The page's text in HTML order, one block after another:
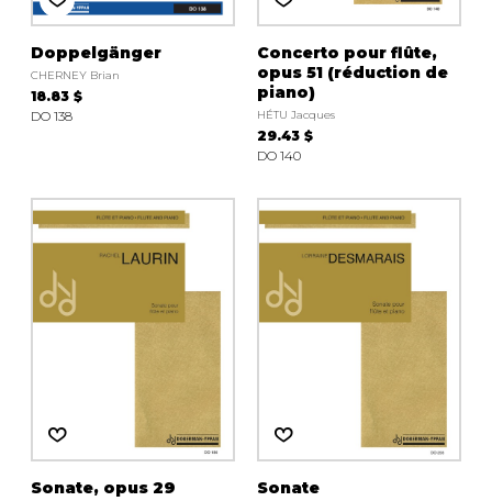
Doppelgänger
CHERNEY Brian
18.83 $
DO 138
Concerto pour flûte,
opus 51 (réduction de
piano)
HÉTU Jacques
29.43 $
DO 140
Sonate, opus 29 Sonate